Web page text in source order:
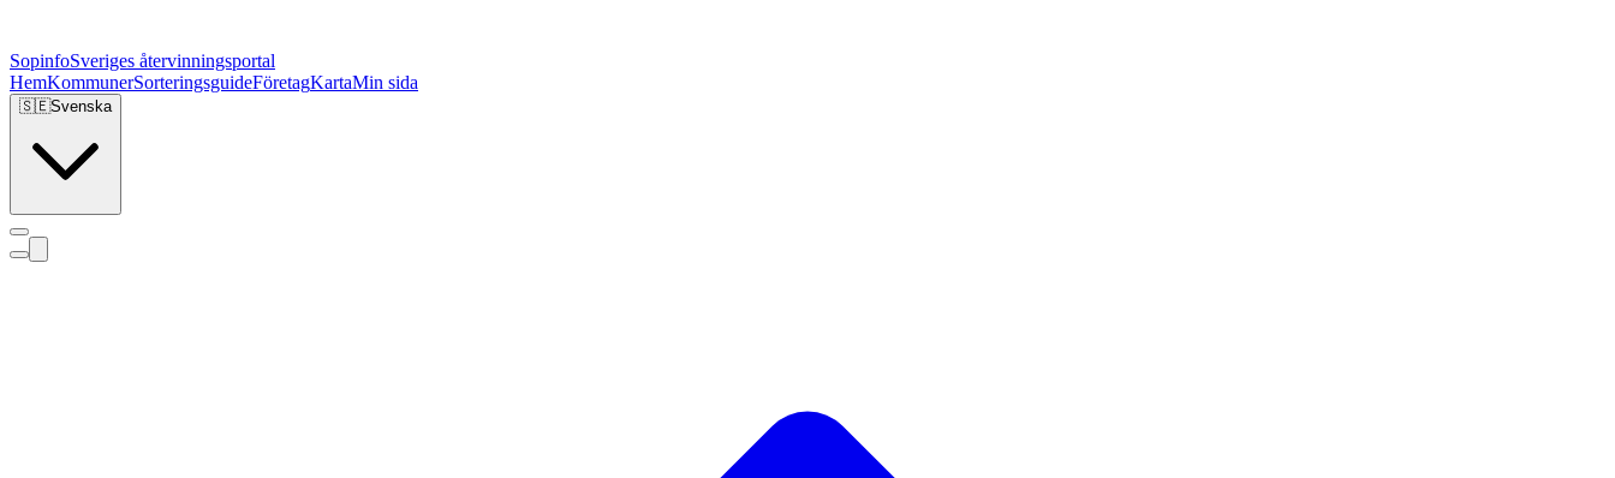
SopinfoSveriges återvinningsportal
HemKommunerSorteringsguideFöretagKartaMin sida
🇸🇪Svenska